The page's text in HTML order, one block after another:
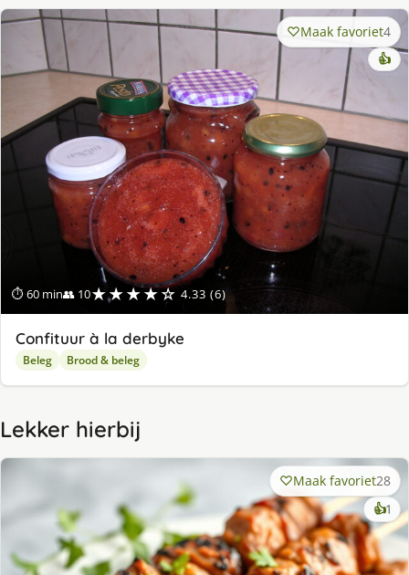
⏱ 60 min👥 10★★★★☆ 4.33 (6)
Maak favoriet4
👍
Confituur à la derbyke
Beleg Brood & beleg
Lekker hierbij
Maak favoriet28
👍1